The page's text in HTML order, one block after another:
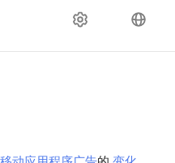
对于代理机构